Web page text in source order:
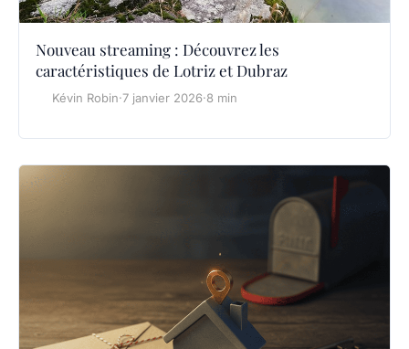
Nouveau streaming : Découvrez les
caractéristiques de Lotriz et Dubraz
Kévin Robin·7 janvier 2026·8 min